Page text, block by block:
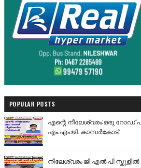
POPULAR POSTS
എന്റെ നീലേശ്വരം:ഒരു റോഡ്
എം.എം.ജി. കാസർകോട്
നീലേശ്വരം ജി എൽ പി